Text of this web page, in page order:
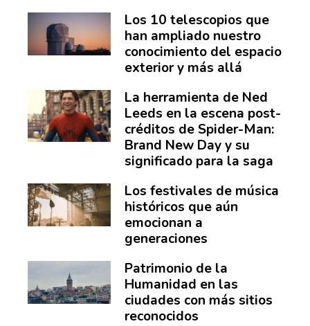
Los 10 telescopios que
han ampliado nuestro
conocimiento del espacio
exterior y más allá
La herramienta de Ned
Leeds en la escena post-
créditos de Spider-Man:
Brand New Day y su
significado para la saga
Los festivales de música
históricos que aún
emocionan a
generaciones
Patrimonio de la
Humanidad en las
ciudades con más sitios
reconocidos